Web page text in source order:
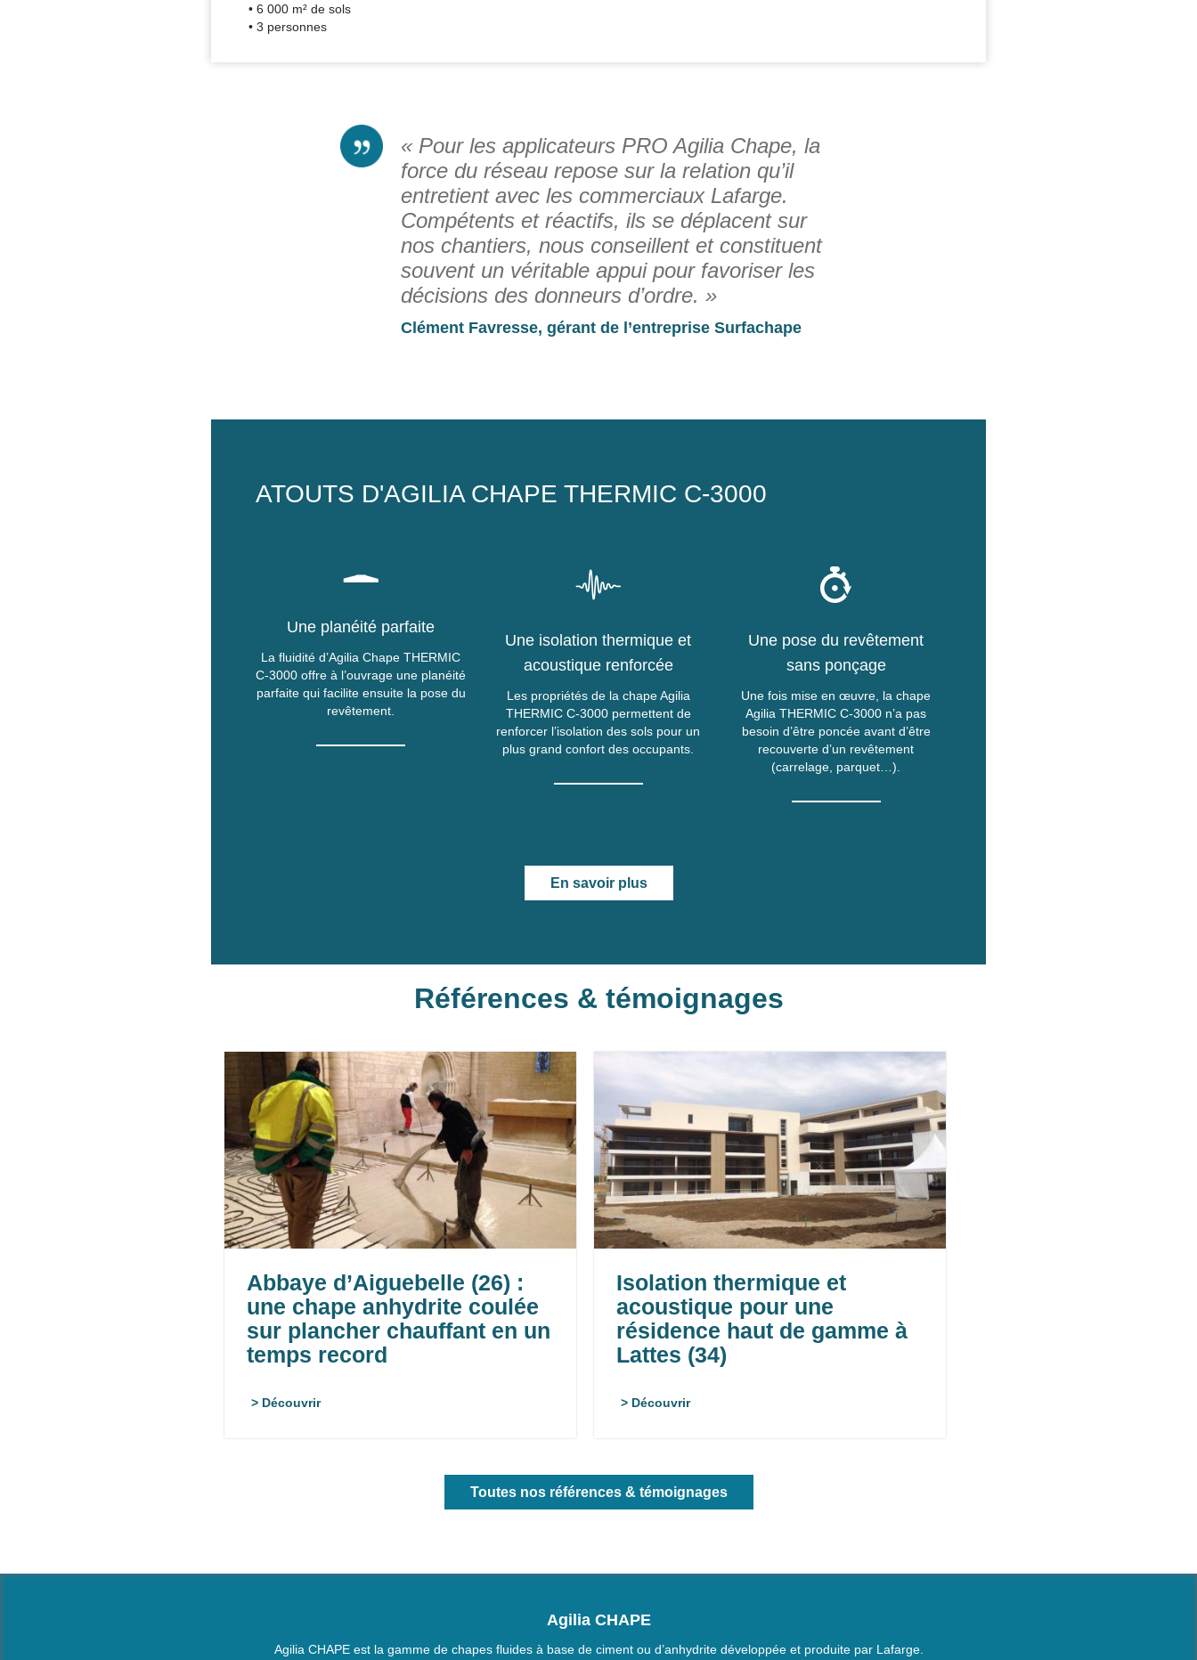
• 6 000 m² de sols
• 3 personnes
« Pour les applicateurs PRO Agilia Chape, la
force du réseau repose sur la relation qu’il
entretient avec les commerciaux Lafarge.
Compétents et réactifs, ils se déplacent sur
nos chantiers, nous conseillent et constituent
souvent un véritable appui pour favoriser les
décisions des donneurs d’ordre. »
Clément Favresse, gérant de l’entreprise Surfachape
ATOUTS D'AGILIA CHAPE THERMIC C-3000
Une planéité parfaite
La fluidité d’Agilia Chape THERMIC
C-3000 offre à l’ouvrage une planéité
parfaite qui facilite ensuite la pose du
revêtement.
Une isolation thermique et
acoustique renforcée
Les propriétés de la chape Agilia
THERMIC C-3000 permettent de
renforcer l’isolation des sols pour un
plus grand confort des occupants.
Une pose du revêtement
sans ponçage
Une fois mise en œuvre, la chape
Agilia THERMIC C-3000 n’a pas
besoin d’être poncée avant d’être
recouverte d’un revêtement
(carrelage, parquet…).
En savoir plus
Références & témoignages
Abbaye d’Aiguebelle (26) :
une chape anhydrite coulée
sur plancher chauffant en un
temps record
> Découvrir
Isolation thermique et
acoustique pour une
résidence haut de gamme à
Lattes (34)
> Découvrir
Toutes nos références & témoignages
Agilia CHAPE
Agilia CHAPE est la gamme de chapes fluides à base de ciment ou d’anhydrite développée et produite par Lafarge.